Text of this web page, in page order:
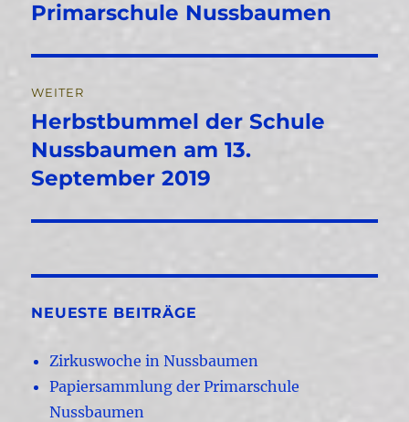
Beitrag:
Primarschule Nussbaumen
WEITER
Nächster
Beitrag:
Herbstbummel der Schule
Nussbaumen am 13.
September 2019
NEUESTE BEITRÄGE
Zirkuswoche in Nussbaumen
Papiersammlung der Primarschule
Nussbaumen